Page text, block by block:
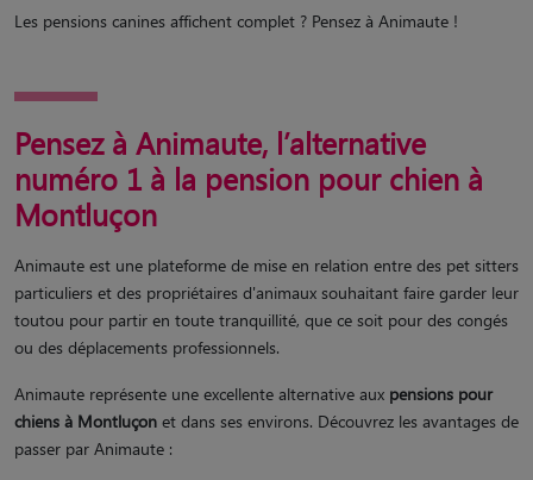
Les pensions canines affichent complet ? Pensez à Animaute !
Pensez à Animaute, l’alternative
numéro 1 à la pension pour chien à
Montluçon
Animaute est une plateforme de mise en relation entre des pet sitters
particuliers et des propriétaires d'animaux souhaitant faire garder leur
toutou pour partir en toute tranquillité, que ce soit pour des congés
ou des déplacements professionnels.
Animaute représente une excellente alternative aux pensions pour
chiens à Montluçon et dans ses environs. Découvrez les avantages de
passer par Animaute :